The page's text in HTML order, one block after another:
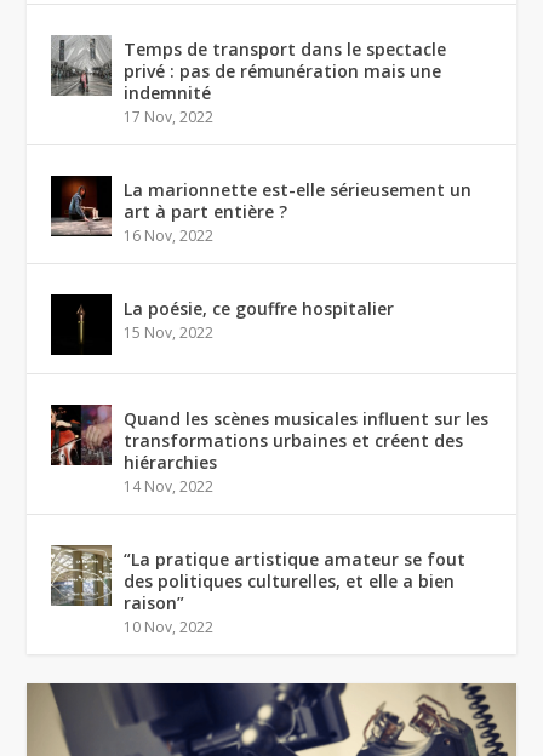
Temps de transport dans le spectacle
privé : pas de rémunération mais une
indemnité
17 Nov, 2022
La marionnette est-elle sérieusement un
art à part entière ?
16 Nov, 2022
La poésie, ce gouffre hospitalier
15 Nov, 2022
Quand les scènes musicales influent sur les
transformations urbaines et créent des
hiérarchies
14 Nov, 2022
“La pratique artistique amateur se fout
des politiques culturelles, et elle a bien
raison”
10 Nov, 2022